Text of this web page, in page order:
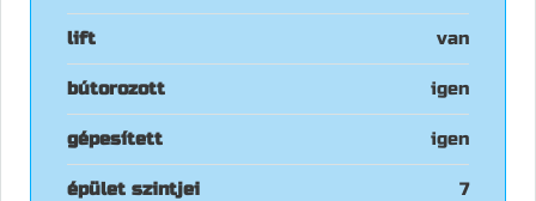
lift van
bútorozott igen
gépesített igen
épület szintjei 7